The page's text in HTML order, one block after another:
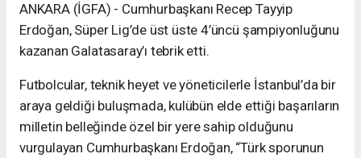
ANKARA (İGFA) - Cumhurbaşkanı Recep Tayyip
Erdoğan, Süper Lig’de üst üste 4’üncü şampiyonluğunu
kazanan Galatasaray’ı tebrik etti.
Futbolcular, teknik heyet ve yöneticilerle İstanbul’da bir
araya geldiği buluşmada, kulübün elde ettiği başarıların
milletin belleğinde özel bir yere sahip olduğunu
vurgulayan Cumhurbaşkanı Erdoğan, “Türk sporunun